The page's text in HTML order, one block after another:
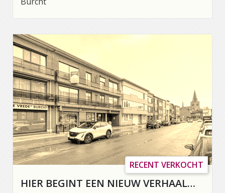
HIER BEGINT EEN NIEUW VERHAAL…
RECENT VERKOCHT